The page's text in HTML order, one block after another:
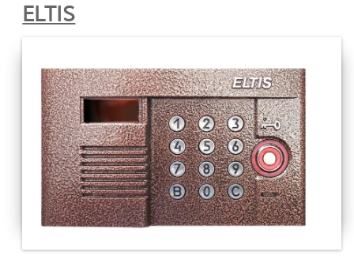
ELTIS